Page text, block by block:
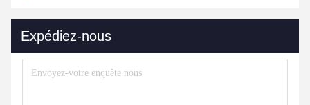
Expédiez-nous